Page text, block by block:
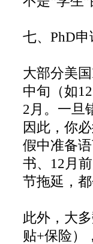
七、PhD
大部分美
中旬（如
2月。一旦
因此，你
假中准备
书、12月
节拖延，都
此外，大
贴+保险）